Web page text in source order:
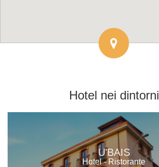
Hotel nei dintorni
U'BAIS
Hotel - Ristorante